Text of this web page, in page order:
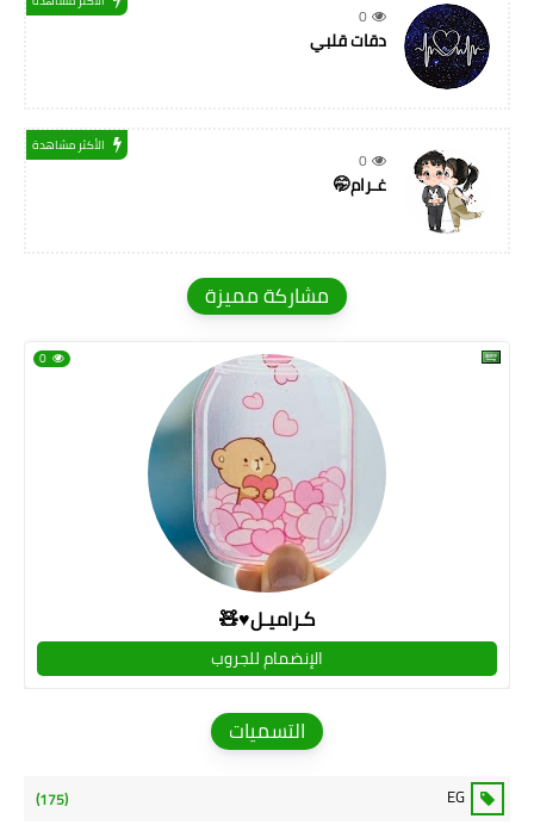
0
دقات قلبي
0
الأكثر مشاهدة
غـرام🤭
مشاركة مميزة
كـراميـل♥🧸
0
الإنضمام للجروب
التسميات
EG
(175)